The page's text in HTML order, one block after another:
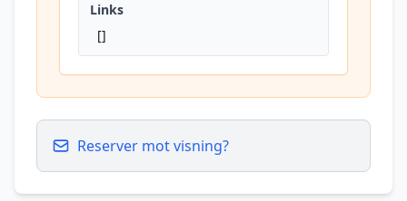
Links
[]
Reserver mot visning?